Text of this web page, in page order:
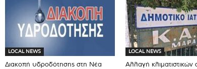
LOCAL NEWS
Διακοπή υδροδότησης στη Νέα
LOCAL NEWS
Αλλαγή